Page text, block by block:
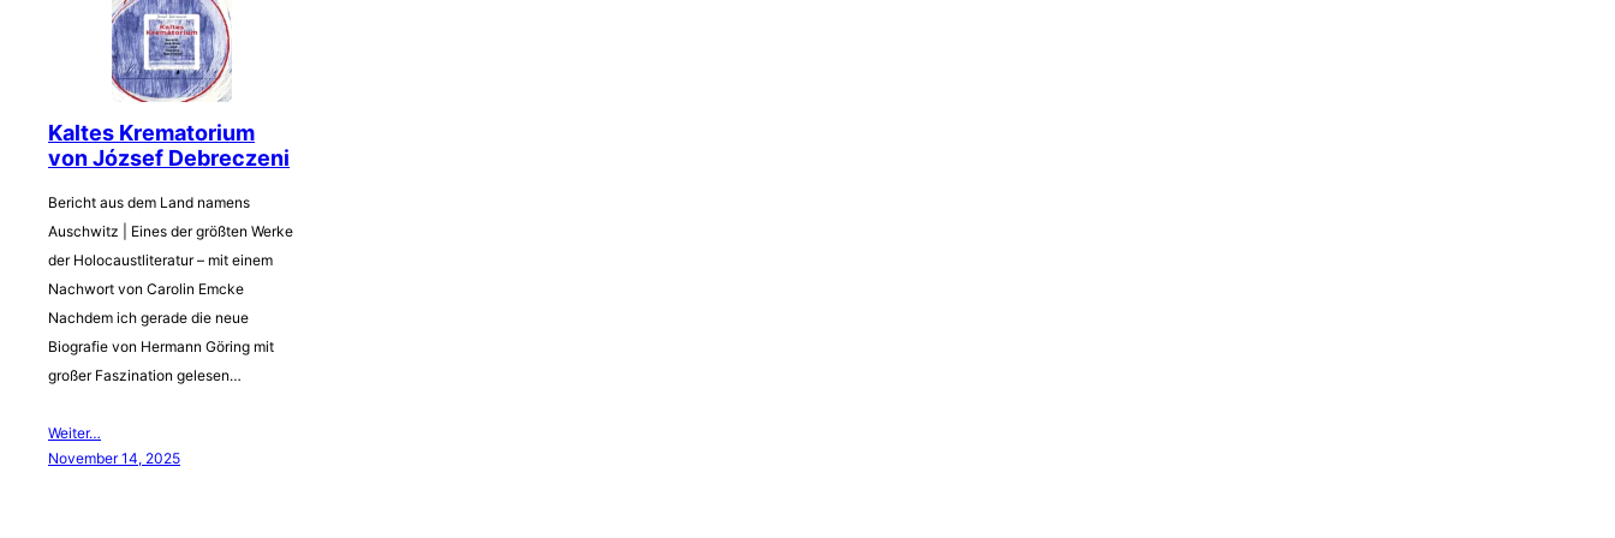
Kaltes Krematorium
von József Debreczeni
Bericht aus dem Land namens
Auschwitz | Eines der größten Werke
der Holocaustliteratur – mit einem
Nachwort von Carolin Emcke
Nachdem ich gerade die neue
Biografie von Hermann Göring mit
großer Faszination gelesen…
Weiter…
November 14, 2025